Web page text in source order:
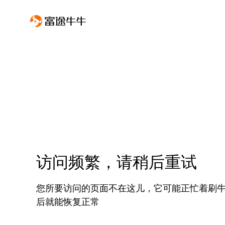
访问频繁，请稍后重试
您所要访问的页面不在这儿，它可能正忙着刷
后就能恢复正常